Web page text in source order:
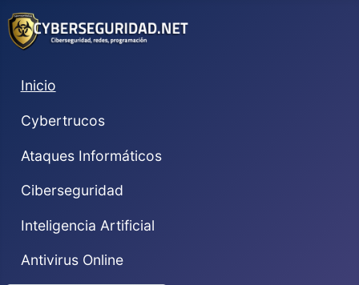
Inicio
Cybertrucos
Ataques Informáticos
Ciberseguridad
Inteligencia Artificial
Antivirus Online